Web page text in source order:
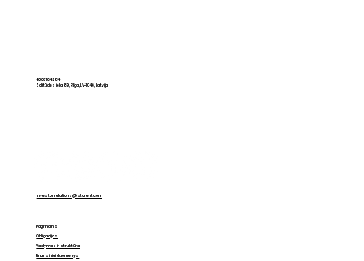
40103164284
Zolitūdes iela 89, Rīga, LV-1046, Latvija
investor.relations@storent.com
Pagrindinis
Obligacijos
Valdymas ir struktūra
Finansiniai duomenys